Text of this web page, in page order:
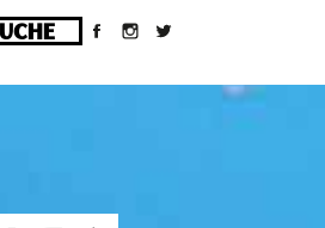
10/d43051023/htdocs/